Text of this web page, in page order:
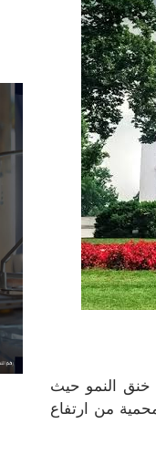
خنق النمو حيث
من ارتفاع